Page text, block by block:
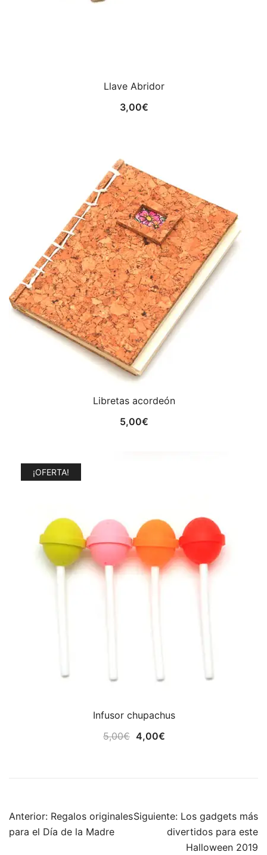
Llave Abridor
3,00€
Libretas acordeón
5,00€
¡OFERTA!
Infusor chupachus
5,00€ El
4,00€
Navegación
de
Anterior: Regalos originales
para el Día de la Madre
Siguiente: Los gadgets más
divertidos para este
Halloween 2019